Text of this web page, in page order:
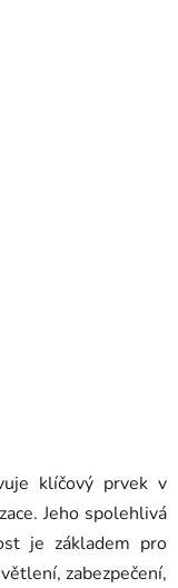
klíčový prvek v
Jeho spolehlivá
je základem pro
zabezpečení,